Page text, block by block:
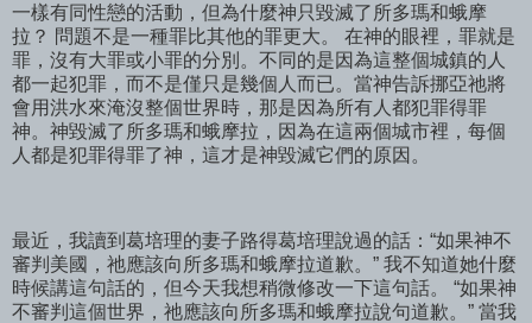
一樣有同性戀的活動，但為什麼神只毀滅了所多瑪和蛾摩
拉？ 問題不是一種罪比其他的罪更大。 在神的眼裡，罪就是
罪，沒有大罪或小罪的分別。不同的是因為這整個城鎮的人
都一起犯罪，而不是僅只是幾個人而已。當神告訴挪亞祂將
會用洪水來淹沒整個世界時，那是因為所有人都犯罪得罪
神。神毀滅了所多瑪和蛾摩拉，因為在這兩個城市裡，每個
人都是犯罪得罪了神，這才是神毀滅它們的原因。
最近，我讀到葛培理的妻子路得葛培理說過的話：“如果神不
審判美國，祂應該向所多瑪和蛾摩拉道歉。” 我不知道她什麼
時候講這句話的，但今天我想稍微修改一下這句話。 “如果神
不審判這個世界，祂應該向所多瑪和蛾摩拉說句道歉。” 當我